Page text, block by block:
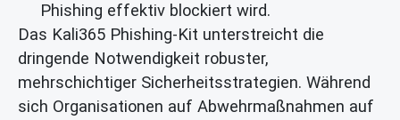
Phishing effektiv blockiert wird.
Das Kali365 Phishing-Kit unterstreicht die
dringende Notwendigkeit robuster,
mehrschichtiger Sicherheitsstrategien. Während
sich Organisationen auf Abwehrmaßnahmen auf